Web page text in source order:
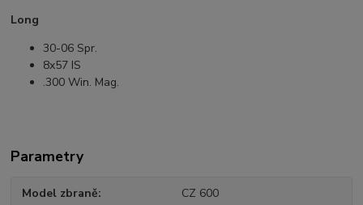
Long
30-06 Spr.
8x57 IS
.300 Win. Mag.
Parametry
Model zbraně CZ 600